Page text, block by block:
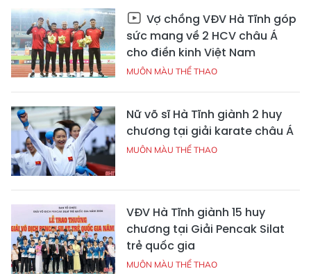
Vợ chồng VĐV Hà Tĩnh góp
sức mang về 2 HCV châu Á
cho điền kinh Việt Nam
MUÔN MÀU THỂ THAO
Nữ võ sĩ Hà Tĩnh giành 2 huy
chương tại giải karate châu Á
MUÔN MÀU THỂ THAO
VĐV Hà Tĩnh giành 15 huy
chương tại Giải Pencak Silat
trẻ quốc gia
MUÔN MÀU THỂ THAO